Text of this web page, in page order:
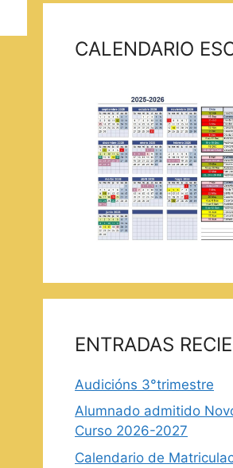
CALENDARIO
ENTRADAS
Audicións 3°trimestre
Alumnado admitido
Curso 2026-2027
Calendario de